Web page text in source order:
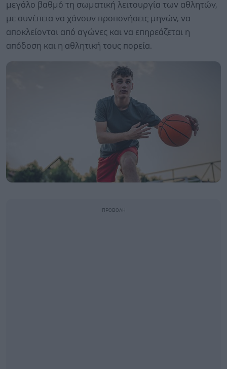
μεγάλο βαθμό τη σωματική λειτουργία των αθλητών,
με συνέπεια να χάνουν προπονήσεις μηνών, να
αποκλείονται από αγώνες και να επηρεάζεται η
απόδοση και η αθλητική τους πορεία.